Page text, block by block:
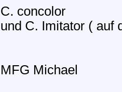
C. concolor
und C. Imitator ( auf
MFG Michael